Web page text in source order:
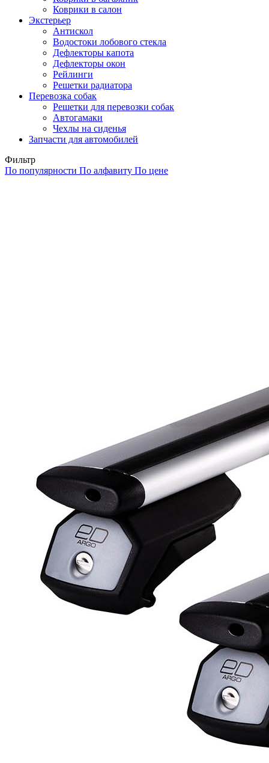
Коврики в салон
Экстерьер
Антискол
Водостоки лобового стекла
Дефлекторы капота
Дефлекторы окон
Рейлинги
Решетки радиатора
Перевозка собак
Решетки для перевозки собак
Автогамаки
Чехлы на сиденья
Запчасти для автомобилей
Фильтр
По популярности По алфавиту По цене